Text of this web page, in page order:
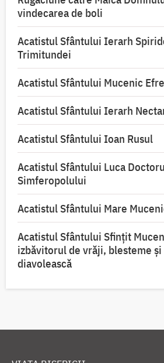
vindecarea de boli
Acatistul Sfântului Ierarh
Trimitundei
Acatistul Sfântului Mucenic
Acatistul Sfântului Ierarh
Acatistul Sfântului Ioan Rusul
Acatistul Sfântului Luca
Simferopolului
Acatistul Sfântului Mare
Acatistul Sfântului Sfințit
izbăvitorul de vrăji, blesteme
diavolească